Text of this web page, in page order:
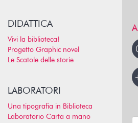
DIDATTICA
Vivi la biblioteca!
Progetto Graphic novel
Le Scatole delle storie
LABORATORI
Una tipografia in Biblioteca
Laboratorio Carta a mano